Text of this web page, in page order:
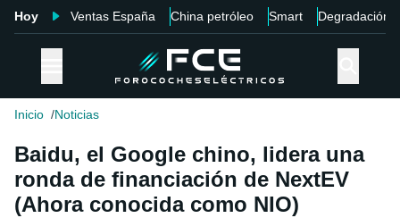
Hoy Ventas España China petróleo Smart Degradación
Inicio Noticias
Baidu, el Google chino, lidera una
ronda de financiación de NextEV
(Ahora conocida como NIO)